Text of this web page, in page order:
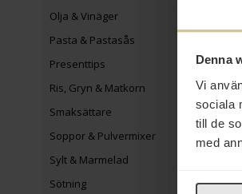
Denna
Vi
sociala
till de
med
Olja & Vinäger
Pasta & Pastasås
Presenttips
Ris, Gryn & Matkorn
Smaksättare
Soppor & Pulvermixer
Sylt & Marmelad
Sötning